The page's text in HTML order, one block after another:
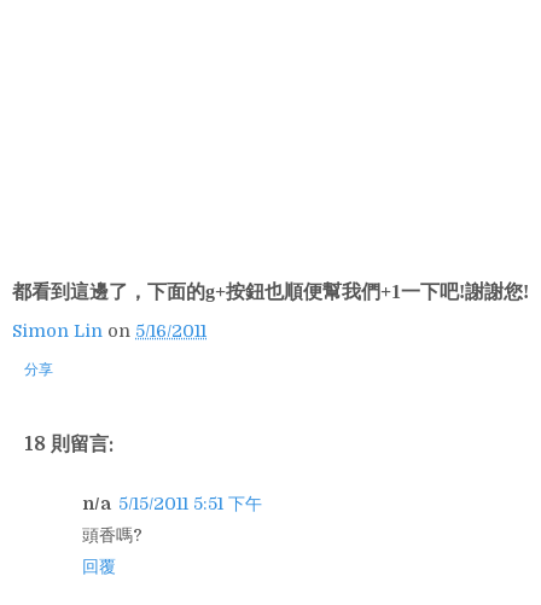
都看到這邊了，下面的g+按鈕也順便幫我們+1一下吧!謝謝您!
Simon Lin on 5/16/2011
分享
18 則留言:
n/a 5/15/2011 5:51 下午
頭香嗎?
回覆